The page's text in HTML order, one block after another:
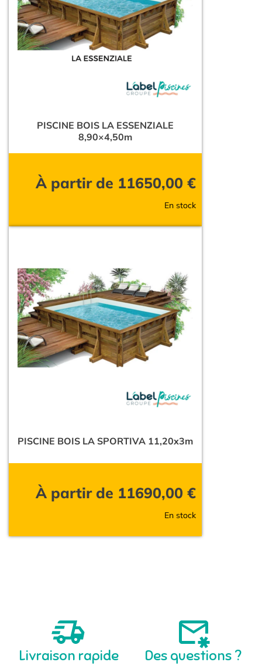
PISCINE BOIS LA ESSENZIALE
8,90×4,50m
À partir de 11650,00 €
En stock
PISCINE BOIS LA SPORTIVA 11,20x3m
À partir de 11690,00 €
En stock
Livraison rapide Des questions ?